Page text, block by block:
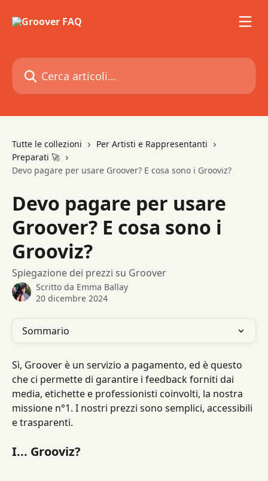
Cerca articoli…
Tutte le collezioni
Per Artisti e Rappresentanti
Preparati 🚀
Devo pagare per usare Groover? E cosa sono i Grooviz?
Devo pagare per usare
Groover? E cosa sono i
Grooviz?
Spiegazione dei prezzi su Groover
Scritto da Emma Ballay
20 dicembre 2024
Sommario
Sì, Groover è un servizio a pagamento, ed è questo
che ci permette di garantire i feedback forniti dai
media, etichette e professionisti coinvolti, la nostra
missione n°1. I nostri prezzi sono semplici, accessibili
e trasparenti.
I... Grooviz?